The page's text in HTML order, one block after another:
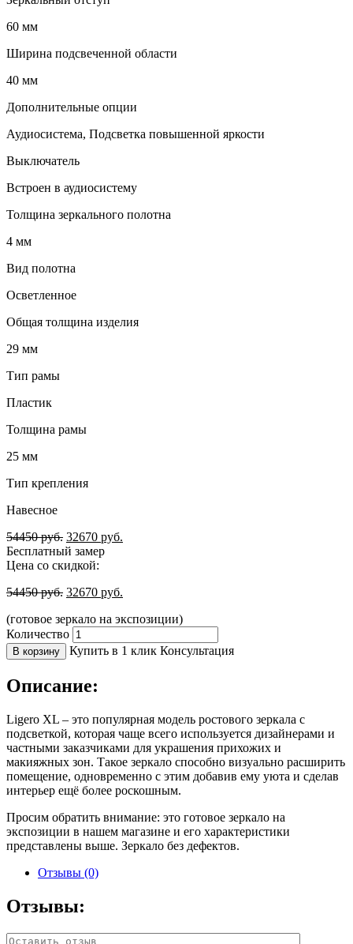
60 мм
Ширина подсвеченной области
40 мм
Дополнительные опции
Аудиосистема, Подсветка повышенной яркости
Выключатель
Встроен в аудиосистему
Толщина зеркального полотна
4 мм
Вид полотна
Осветленное
Общая толщина изделия
29 мм
Тип рамы
Пластик
Толщина рамы
25 мм
Тип крепления
Навесное
54450руб. 32670 руб.
Бесплатный замер
Цена со скидкой:
54450руб. 32670 руб.
(готовое зеркало на экспозиции)
Количество
В корзину Купить в 1 клик Консультация
Описание:
Ligero XL – это популярная модель ростового зеркала с
подсветкой, которая чаще всего используется дизайнерами и
частными заказчиками для украшения прихожих и
макияжных зон. Такое зеркало способно визуально расширить
помещение, одновременно с этим добавив ему уюта и сделав
интерьер ещё более роскошным.
Просим обратить внимание: это готовое зеркало на
экспозиции в нашем магазине и его характеристики
представлены выше. Зеркало без дефектов.
Отзывы (0)
Отзывы: